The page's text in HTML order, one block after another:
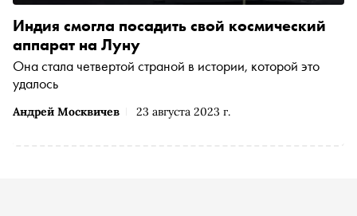
Андрей Москвичев 23 августа 2023 г.
Индия смогла посадить свой космический
аппарат на Луну
Она стала четвертой страной в истории, которой это
удалось